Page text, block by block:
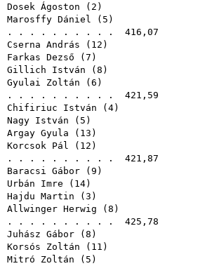
Dosek Ágoston ( 2 )
Marosffy Dániel ( 5 )
. . . . . . . . . . 416,07
Cserna András ( 12 )
Farkas Dezső ( 7 )
Gillich István ( 8 )
Gyulai Zoltán ( 6 )
. . . . . . . . . . 421,59
Chifiriuc István ( 4)
Nagy István ( 5 )
Argay Gyula ( 13 )
Korcsok Pál ( 12 )
. . . . . . . . . . 421,87
Baracsi Gábor ( 9 )
Urbán Imre ( 14)
Hajdu Martin ( 3 )
Allwinger Herwig ( 8 )
. . . . . . . . . . 425,78
Juhász Gábor ( 8 )
Korsós Zoltán ( 11 )
Mitró Zoltán ( 5 )